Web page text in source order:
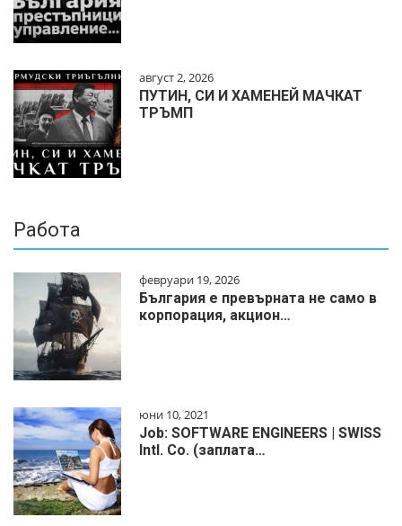
август 2, 2026
ПУТИН, СИ И ХАМЕНЕЙ МАЧКАТ
ТРЪМП
Работа
февруари 19, 2026
България е превърната не само в
корпорация, акцион…
юни 10, 2021
Job: SOFTWARE ENGINEERS | SWISS
Intl. Co. (заплата…